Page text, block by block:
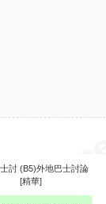
討 (B5)外地巴士討論
[精華]